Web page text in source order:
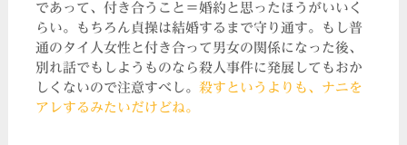
であって、付き合うこと＝婚約と思ったほうがいいく
らい。もちろん貞操は結婚するまで守り通す。もし普
通のタイ人女性と付き合って男女の関係になった後、
別れ話でもしようものなら殺人事件に発展してもおか
しくないので注意すべし。 殺すというよりも、ナニを
アレするみたいだけどね。